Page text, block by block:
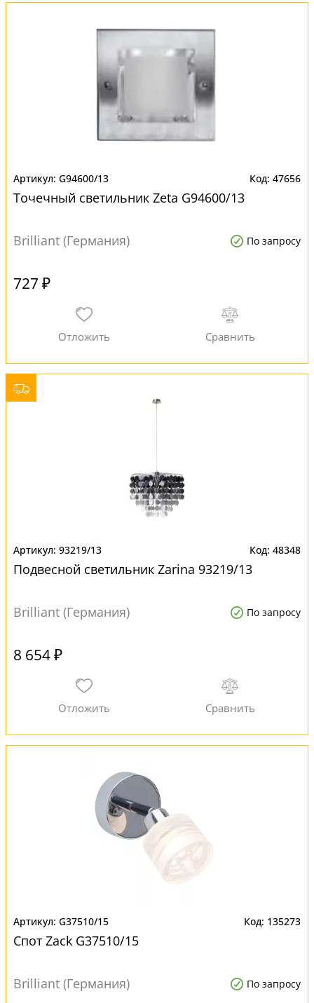
G94600/13 47656
Точечный светильник Zeta G94600/13
Brilliant (Германия) По запросу
727 ₽
93219/13 48348
Подвесной светильник Zarina 93219/13
Brilliant (Германия) По запросу
8 654 ₽
G37510/15 135273
Спот Zack G37510/15
Brilliant (Германия) По запросу